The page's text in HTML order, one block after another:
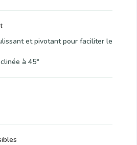
et pivotant pour faciliter le
à 45°